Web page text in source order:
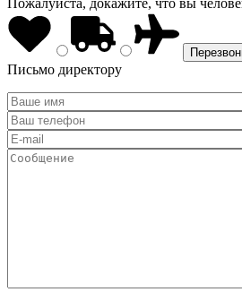
Пожалуйста, докажите, что вы
Письмо директору